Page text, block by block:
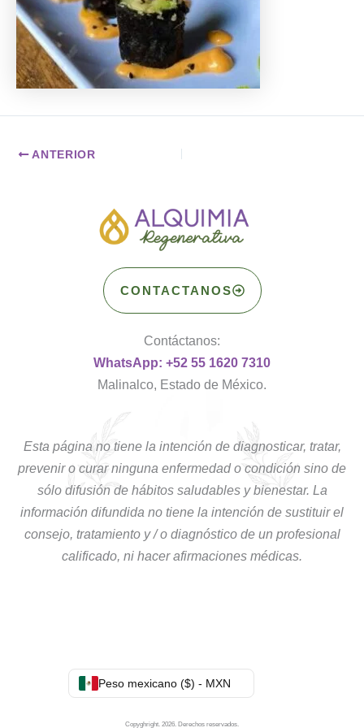
ANTERIOR
CONTACTANOS
Contáctanos:
WhatsApp: +52 55 1620 7310
Malinalco, Estado de México.
Esta página no tiene la intención de diagnosticar, tratar,
prevenir o curar ninguna enfermedad o condición sino de
sólo difusión de hábitos saludables y bienestar. La
información difundida no tiene la intención de sustituir el
consejo, tratamiento y / o diagnóstico de un profesional
calificado, ni hacer afirmaciones médicas.
Peso mexicano ($) - MXN
Copyghright. 2026. Derechos reservados.